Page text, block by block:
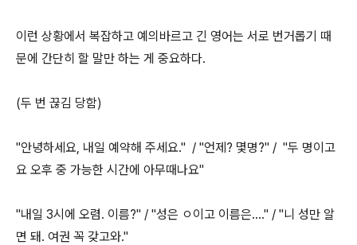
이런 상황에서 복잡하고 예의바르고 긴 영어는 서로 번거롭기 때
문에 간단히 할 말만 하는 게 중요하다.
(두 번 끊김 당함)
"안녕하세요, 내일 예약해 주세요." / "언제? 몇명?" / "두 명이고
요 오후 중 가능한 시간에 아무때나요"
"내일 3시에 오렴. 이름?" / "성은 ㅇ이고 이름은...." / "니 성만 알
면 돼. 여권 꼭 갖고와."